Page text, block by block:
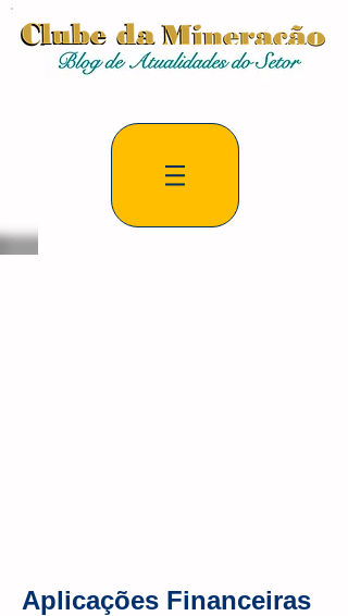
Aplicações Financeiras